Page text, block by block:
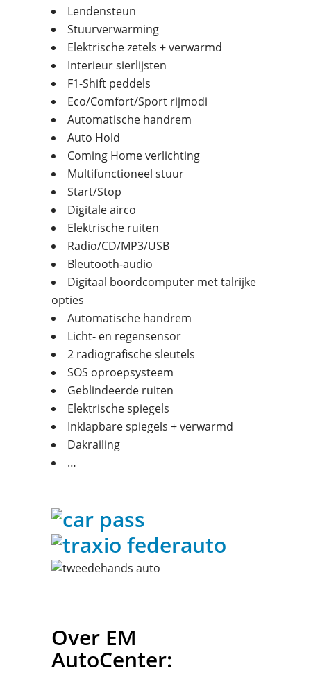
Lendensteun
Stuurverwarming
Elektrische zetels + verwarmd
Interieur sierlijsten
F1-Shift peddels
Eco/Comfort/Sport rijmodi
Automatische handrem
Auto Hold
Coming Home verlichting
Multifunctioneel stuur
Start/Stop
Digitale airco
Elektrische ruiten
Radio/CD/MP3/USB
Bleutooth-audio
Digitaal boordcomputer met talrijke
opties
Automatische handrem
Licht- en regensensor
2 radiografische sleutels
SOS oproepsysteem
Geblindeerde ruiten
Elektrische spiegels
Inklapbare spiegels + verwarmd
Dakrailing
…
Over EM
AutoCenter: